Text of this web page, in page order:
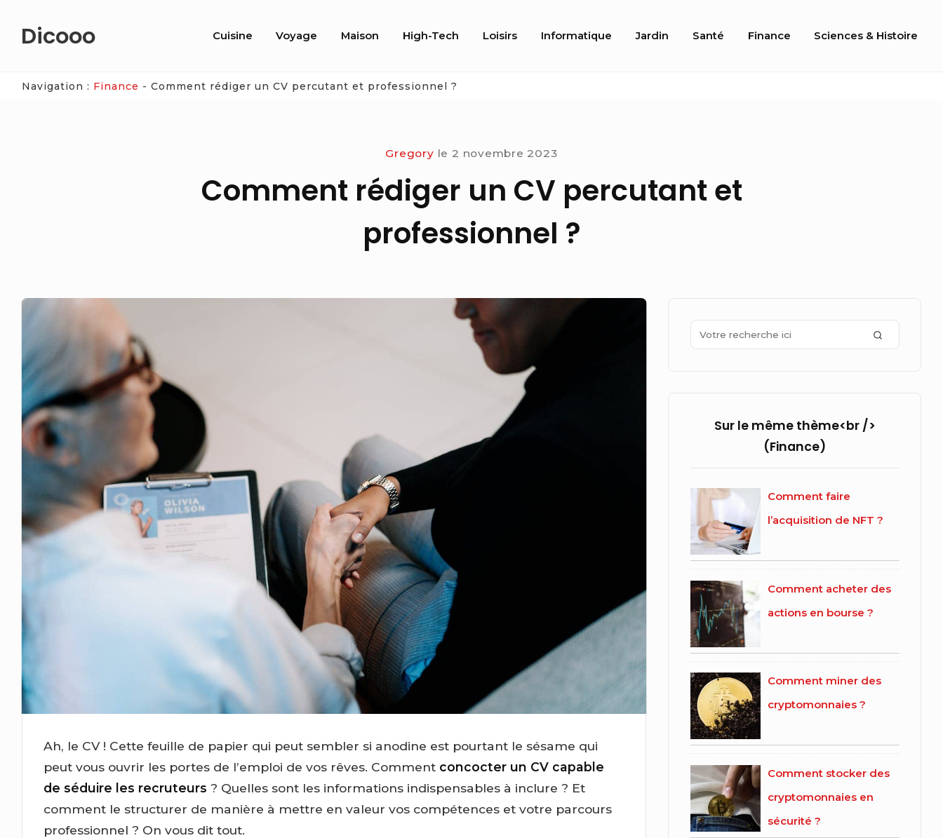
Dicooo
Site
Cuisine Voyage Maison High-Tech Loisirs Informatique Jardin Santé Finance Sciences & Histoire
Navigation : Finance - Comment rédiger un CV percutant et professionnel ?
Gregory le 2 novembre 2023
Comment rédiger un CV percutant et
professionnel ?
Ah, le CV ! Cette feuille de papier qui peut sembler si anodine est pourtant le sésame qui
peut vous ouvrir les portes de l’emploi de vos rêves. Comment concocter un CV capable
de séduire les recruteurs ? Quelles sont les informations indispensables à inclure ? Et
comment le structurer de manière à mettre en valeur vos compétences et votre parcours
professionnel ? On vous dit tout.
Widget
Area
Search
for:
Sur le même thème<br />
(Finance)
Comment faire
l’acquisition de NFT ?
Comment acheter des
actions en bourse ?
Comment miner des
cryptomonnaies ?
Comment stocker des
cryptomonnaies en
sécurité ?